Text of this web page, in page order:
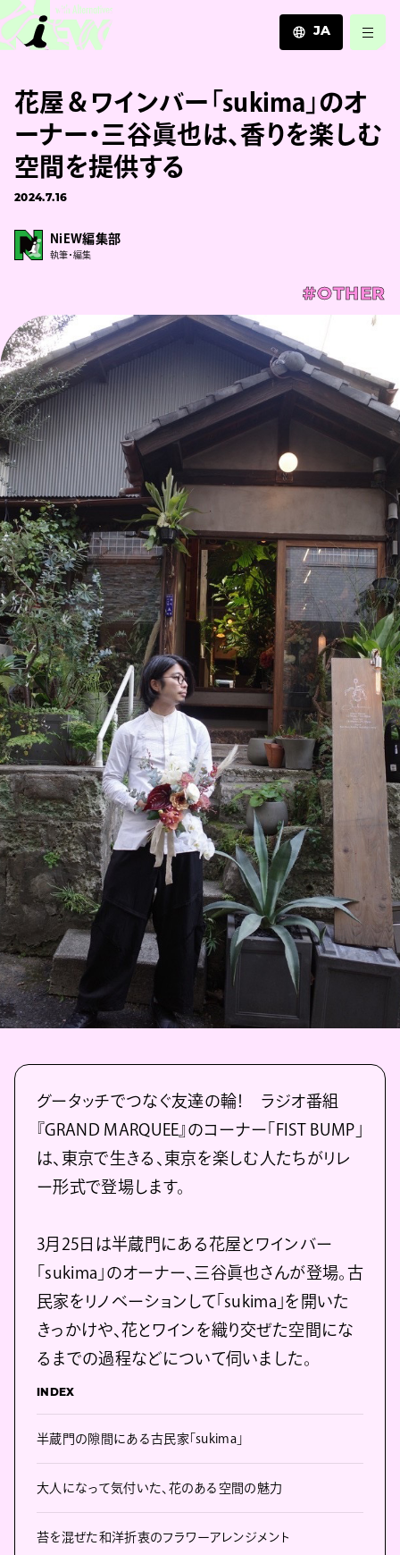
JA
EN
ZH
花屋＆ワインバー「sukima」のオ
ーナー・三谷眞也は、香りを楽しむ
空間を提供する
2024.7.16
NiEW編集部
執筆・編集
#OTHER
グータッチでつなぐ友達の輪！ ラジオ番組
『GRAND MARQUEE』のコーナー「FIST BUMP」
は、東京で生きる、東京を楽しむ人たちがリレ
ー形式で登場します。
3月25日は半蔵門にある花屋とワインバー
「sukima」のオーナー、三谷眞也さんが登場。古
民家をリノベーションして「sukima」を開いた
きっかけや、花とワインを織り交ぜた空間にな
るまでの過程などについて伺いました。
INDEX
半蔵門の隙間にある古民家「sukima」
大人になって気付いた、花のある空間の魅力
苔を混ぜた和洋折衷のフラワーアレンジメント